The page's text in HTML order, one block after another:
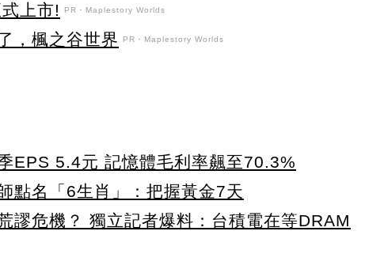
上市!
PR・Maplestory Worlds
，楓之谷世界 PR・Maplestory Worlds
EPS 5.4元 記憶體毛利率飆至70.3%
點名「6生肖」：把握黃金7天
謬危機？ 獨立記者爆料：台積電在等DRAM